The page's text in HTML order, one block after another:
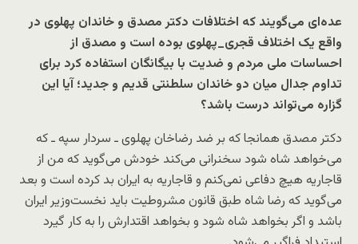
عده‌ای می‌گویند که اختلافات دکتر مصدق و خاندان پهلوی در
واقع یک اختلاف قجری_پهلوی بوده است و مصدق از
احساسات ملی مردم و ضدیت با بیگانگان استفاده کرد برای
تداوم جدال میان دو خاندان سلطنتی قدیم و جدید؛ آیا این
گزاره می‌تواند درست باشد؟
دکتر مصدق همانجا که بر ضد رضاخان پهلوی ـ سردار سپه ـ که
می‌خواهد شاه شود سخنرانی می‌کند خودش می‌گوید که من از
قاجاریه هیچ دفاعی نمی‌کنم و قاجاریه به ایران بد کرده است و بعد
می‌گوید که رضا شاه طبق قانون مشروطیت باید نخست‌وزیر ایران
باشد و اگر بخواهد شاه شود و بخواهد اقتدارش را به کار گیرد